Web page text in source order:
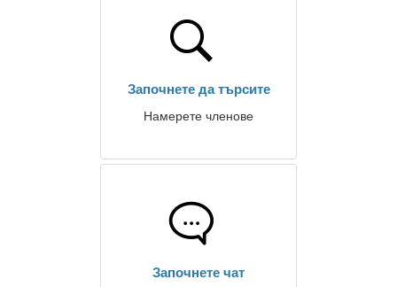
Започнете да търсите
Намерете членове
Започнете чат